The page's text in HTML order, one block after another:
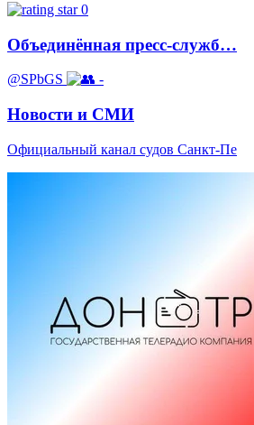
0
Объединённая пресс-служб…
@SPbGS -
Новости и СМИ
Официальный канал судов Санкт-Пе